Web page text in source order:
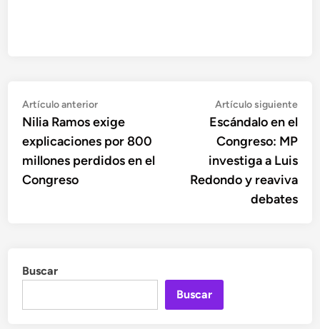
Navegación
de
entradas
Artículo anteriorArtículo
anterior:
Nilia Ramos exige
explicaciones por 800
millones perdidos en el
Congreso
Artículo siguiente
Escándalo en el
Congreso: MP
investiga a Luis
Redondo y reaviva
debates
Buscar
Buscar